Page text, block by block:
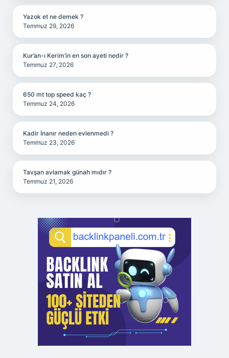
Yazok et ne demek ?
Temmuz 29, 2026
Kur’an-ı Kerim’in en son ayeti nedir ?
Temmuz 27, 2026
650 mt top speed kaç ?
Temmuz 24, 2026
Kadir İnanır neden evlenmedi ?
Temmuz 23, 2026
Tavşan avlamak günah mıdır ?
Temmuz 21, 2026